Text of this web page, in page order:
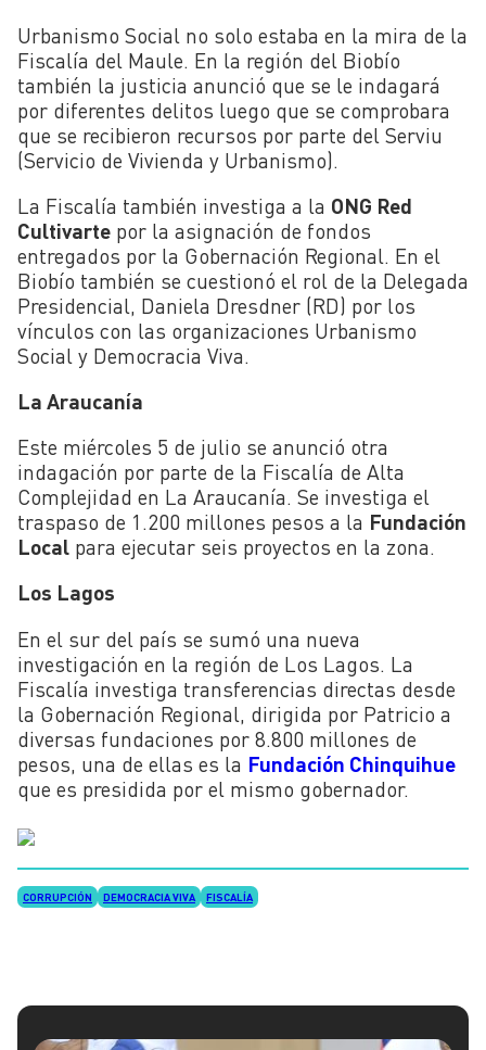
Urbanismo Social no solo estaba en la mira de la
Fiscalía del Maule. En la región del Biobío
también la justicia anunció que se le indagará
por diferentes delitos luego que se comprobara
que se recibieron recursos por parte del Serviu
(Servicio de Vivienda y Urbanismo).
La Fiscalía también investiga a la ONG Red
Cultivarte por la asignación de fondos
entregados por la Gobernación Regional. En el
Biobío también se cuestionó el rol de la Delegada
Presidencial, Daniela Dresdner (RD) por los
vínculos con las organizaciones Urbanismo
Social y Democracia Viva.
La Araucanía
Este miércoles 5 de julio se anunció otra
indagación por parte de la Fiscalía de Alta
Complejidad en La Araucanía. Se investiga el
traspaso de 1.200 millones pesos a la Fundación
Local para ejecutar seis proyectos en la zona.
Los Lagos
En el sur del país se sumó una nueva
investigación en la región de Los Lagos. La
Fiscalía investiga transferencias directas desde
la Gobernación Regional, dirigida por Patricio a
diversas fundaciones por 8.800 millones de
pesos, una de ellas es la Fundación Chinquihue
que es presidida por el mismo gobernador.
CORRUPCIÓN DEMOCRACIA VIVA FISCALÍA